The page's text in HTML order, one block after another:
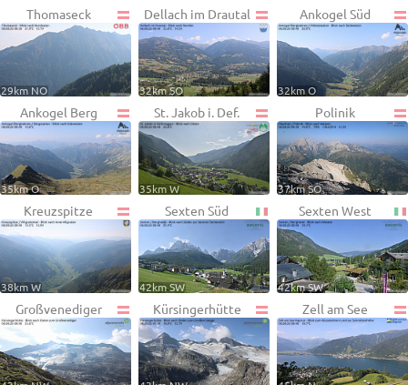
Thomaseck
29km NO
Dellach im Drautal
32km SO
Ankogel Süd
32km O
Ankogel Berg
35km O
St. Jakob i. Def.
35km W
Polinik
37km SO
Kreuzspitze
38km W
Sexten Süd
42km SW
Sexten West
42km SW
Großvenediger Kürsingerhütte Zell am See